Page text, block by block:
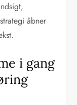
åbner
i gang